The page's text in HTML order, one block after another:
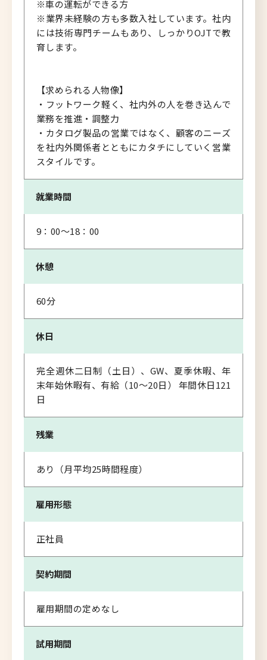
※車の運転ができる方
※業界未経験の方も多数入社しています。社内
には技術専門チームもあり、しっかりOJTで教
育します。
【求められる人物像】
・フットワーク軽く、社内外の人を巻き込んで
業務を推進・調整力
・カタログ製品の営業ではなく、顧客のニーズ
を社内外関係者とともにカタチにしていく営業
スタイルです。
就業時間
9：00～18：00
休憩
60分
休日
完全週休二日制（土日）、GW、夏季休暇、年
末年始休暇有、有給（10～20日） 年間休日121
日
残業
あり（月平均25時間程度）
雇用形態
正社員
契約期間
雇用期間の定めなし
試用期間